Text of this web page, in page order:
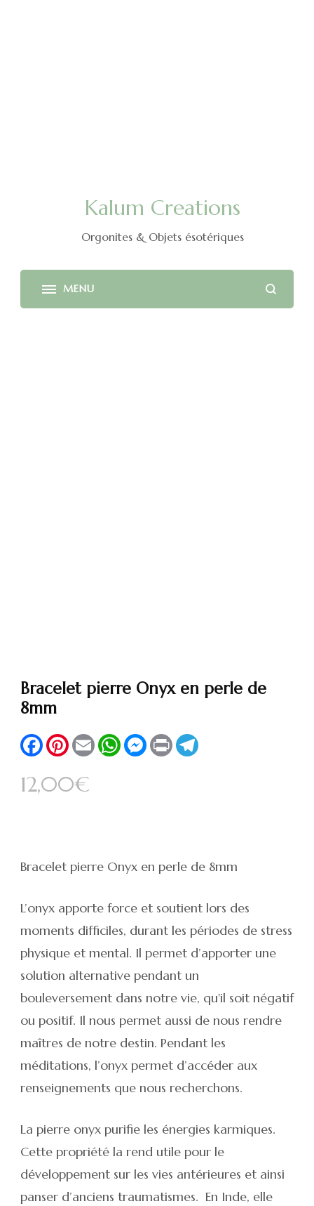
Kalum Creations
Orgonites & Objets ésotériques
Bracelet pierre Onyx en perle de
8mm
FacebookPinterest
Email WhatsApp
Messenger
Print
12,00€
Bracelet pierre Onyx en perle de 8mm
L’onyx apporte force et soutient lors des
moments difficiles, durant les périodes de stress
physique et mental. Il permet d’apporter une
solution alternative pendant un
bouleversement dans notre vie, qu'il soit négatif
ou positif. Il nous permet aussi de nous rendre
maîtres de notre destin. Pendant les
méditations, l’onyx permet d’accéder aux
renseignements que nous recherchons.
La pierre onyx purifie les énergies karmiques.
Cette propriété la rend utile pour le
développement sur les vies antérieures et ainsi
panser d’anciens traumatismes. En Inde, elle